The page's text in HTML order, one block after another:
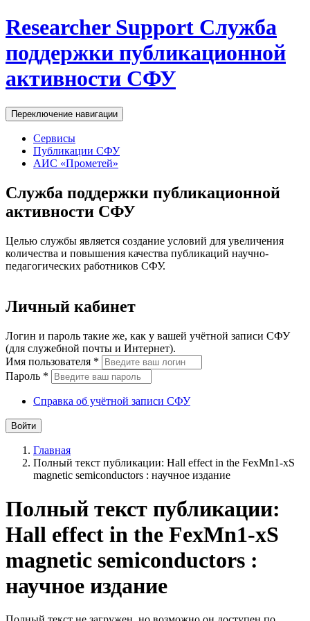
Перейти к основному содержанию
Researcher Support Служба
поддержки публикационной
активности СФУ
Переключение навигации
Сервисы
Публикации СФУ
АИС «Прометей»
Служба поддержки публикационной
активности СФУ
Целью службы является создание условий для увеличения
количества и повышения качества публикаций научно-
педагогических работников СФУ.
Личный кабинет
Логин и пароль такие же, как у вашей учётной записи СФУ
(для служебной почты и Интернет).
Имя пользователя *
Пароль *
Справка об учётной записи СФУ
Войти
Главная
Полный текст публикации: Hall effect in the FexMn1-xS
magnetic semiconductors : научное издание
Полный текст публикации:
Hall effect in the FexMn1-xS
magnetic semiconductors :
научное издание